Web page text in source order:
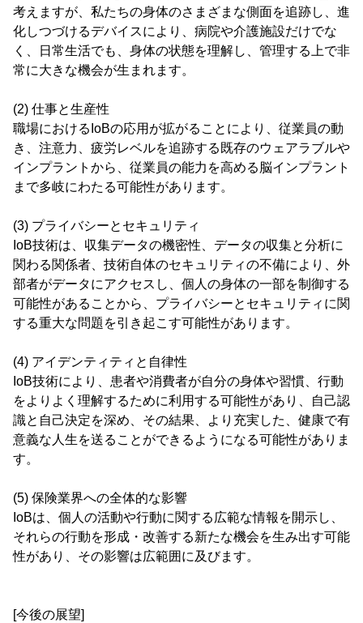
考えますが、私たちの身体のさまざまな側面を追跡し、進
化しつづけるデバイスにより、病院や介護施設だけでな
く、日常生活でも、身体の状態を理解し、管理する上で非
常に大きな機会が生まれます。
(2) 仕事と生産性
職場におけるIoBの応用が拡がることにより、従業員の動
き、注意力、疲労レベルを追跡する既存のウェアラブルや
インプラントから、従業員の能力を高める脳インプラント
まで多岐にわたる可能性があります。
(3) プライバシーとセキュリティ
IoB技術は、収集データの機密性、データの収集と分析に
関わる関係者、技術自体のセキュリティの不備により、外
部者がデータにアクセスし、個人の身体の一部を制御する
可能性があることから、プライバシーとセキュリティに関
する重大な問題を引き起こす可能性があります。
(4) アイデンティティと自律性
IoB技術により、患者や消費者が自分の身体や習慣、行動
をよりよく理解するために利用する可能性があり、自己認
識と自己決定を深め、その結果、より充実した、健康で有
意義な人生を送ることができるようになる可能性がありま
す。
(5) 保険業界への全体的な影響
IoBは、個人の活動や行動に関する広範な情報を開示し、
それらの行動を形成・改善する新たな機会を生み出す可能
性があり、その影響は広範囲に及びます。
[今後の展望]